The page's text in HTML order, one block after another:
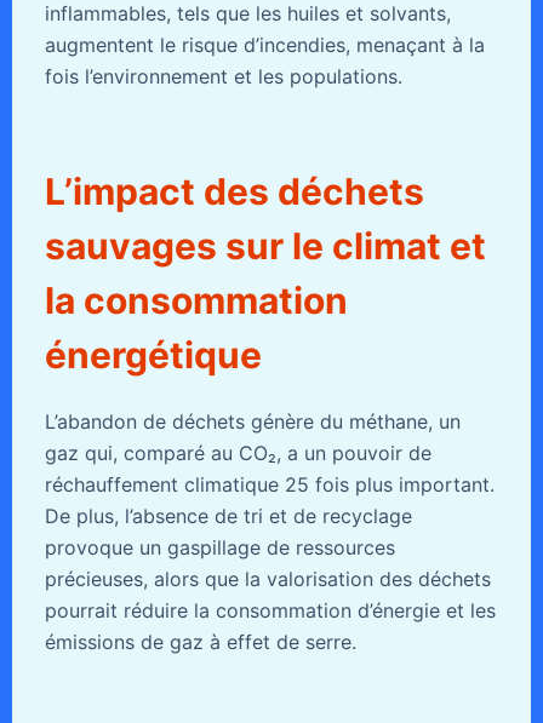
inflammables, tels que les huiles et solvants,
augmentent le risque d’incendies, menaçant à la
fois l’environnement et les populations.
L’impact des déchets
sauvages sur le climat et
la consommation
énergétique
L’abandon de déchets génère du méthane, un
gaz qui, comparé au CO₂, a un pouvoir de
réchauffement climatique 25 fois plus important.
De plus, l’absence de tri et de recyclage
provoque un gaspillage de ressources
précieuses, alors que la valorisation des déchets
pourrait réduire la consommation d’énergie et les
émissions de gaz à effet de serre.